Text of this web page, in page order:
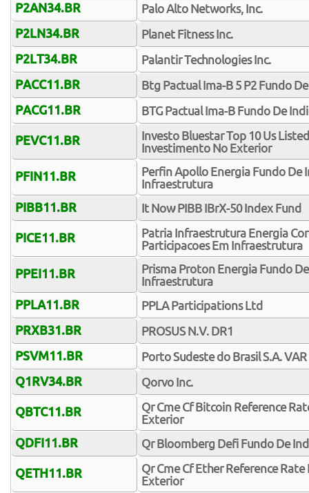
P2AN34.BR
Palo Alto Networks, Inc.
P2LN34.BR
Planet Fitness Inc.
P2LT34.BR
Palantir Technologies Inc.
PACC11.BR
Btg Pactual Ima-B 5 P2 Fundo
PACG11.BR
BTG Pactual Ima-B Fundo De
PEVC11.BR
Investo Bluestar Top 10 Us
Investimento No Exterior
PFIN11.BR
Perfin Apollo Energia Fundo De
Infraestrutura
PIBB11.BR
It Now PIBB IBrX-50 Index Fund
PICE11.BR
Patria Infraestrutura Energia
Participacoes Em Infraestrutura
PPEI11.BR
Prisma Proton Energia Fundo
Infraestrutura
PPLA11.BR
PPLA Participations Ltd
PRXB31.BR
PROSUS N.V. DR1
PSVM11.BR
Porto Sudeste do Brasil S.A.
Q1RV34.BR
Qorvo Inc.
QBTC11.BR
Qr Cme Cf Bitcoin Reference
Exterior
QDFI11.BR
Qr Bloomberg Defi Fundo De
QETH11.BR
Qr Cme Cf Ether Reference
Exterior